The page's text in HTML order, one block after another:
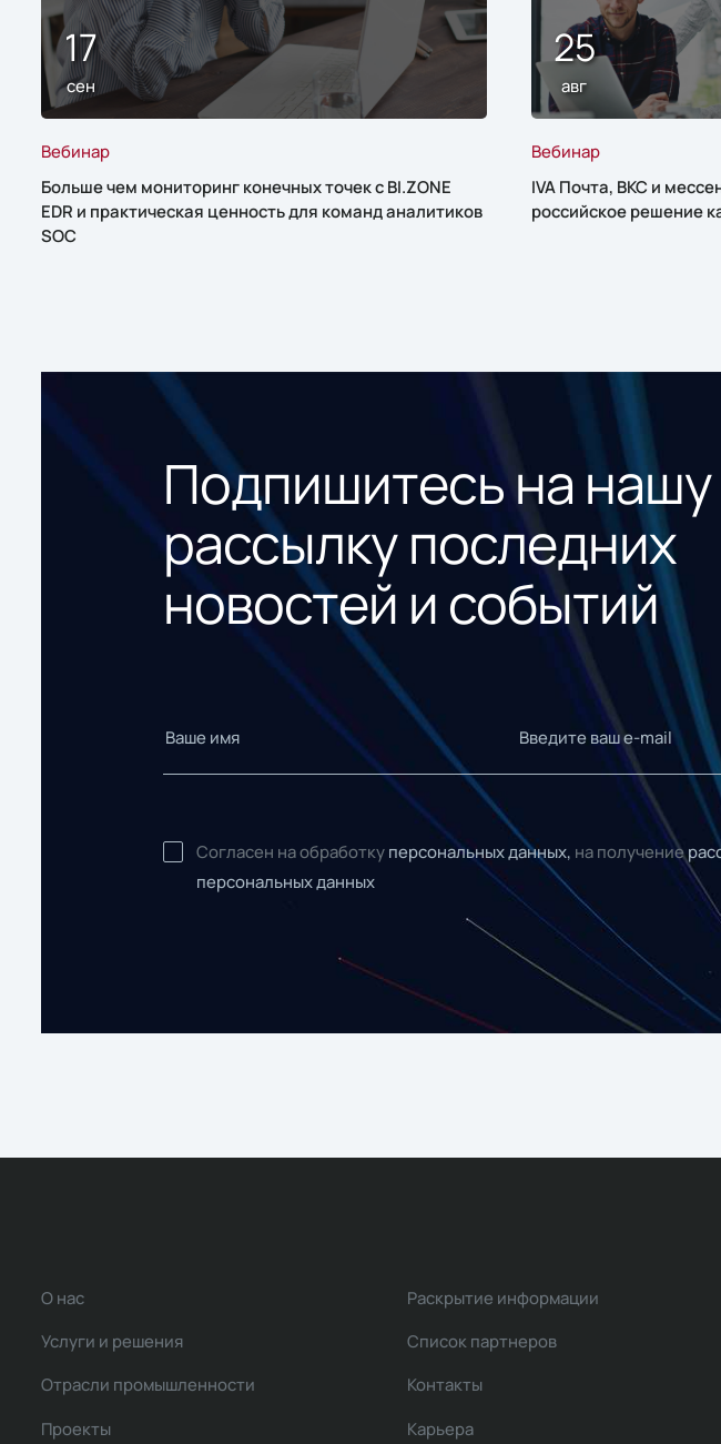
17
сен
Вебинар
Больше чем мониторинг конечных точек с BI.ZONE
EDR и практическая ценность для команд аналитиков
SOC
25
авг
Вебинар
IVA Почта, ВКС и
российское решение
Подпишитесь на нашу
рассылку последних
новостей и событий
Согласен на обработку персональных данных, на получение
персональных данных
О нас
Услуги и решения
Отрасли промышленности
Проекты
Раскрытие информации
Список партнеров
Контакты
Карьера